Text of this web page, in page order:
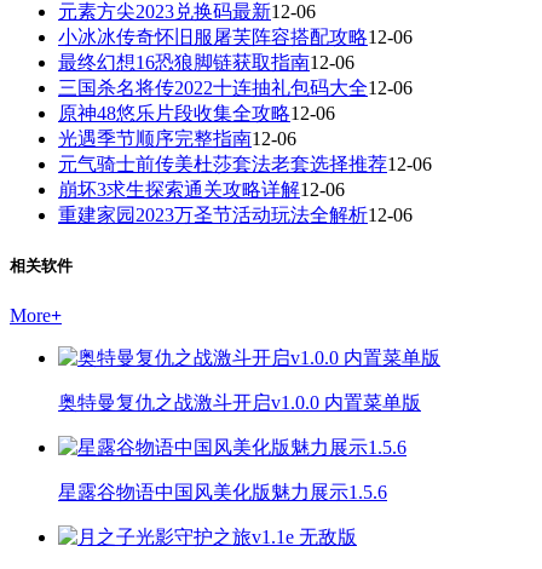
元素方尖2023兑换码最新12-06
小冰冰传奇怀旧服屠芙阵容搭配攻略12-06
最终幻想16恐狼脚链获取指南12-06
三国杀名将传2022十连抽礼包码大全12-06
原神48悠乐片段收集全攻略12-06
光遇季节顺序完整指南12-06
元气骑士前传美杜莎套法老套选择推荐12-06
崩坏3求生探索通关攻略详解12-06
重建家园2023万圣节活动玩法全解析12-06
相关软件
More+
奥特曼复仇之战激斗开启v1.0.0 内置菜单版
星露谷物语中国风美化版魅力展示1.5.6